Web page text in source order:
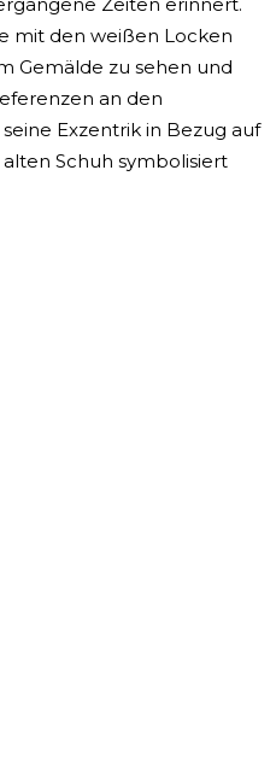
mit den weißen Locken
Gemälde zu sehen und
an den
Exzentrik in Bezug auf
Schuh symbolisiert